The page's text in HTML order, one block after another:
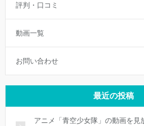
評判・口コミ
動画一覧
お問い合わせ
最近の投稿
アニメ「青空少女隊」の動画を見